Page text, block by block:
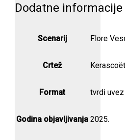
Dodatne informacije
Scenarij Flore
Crtež Kerascoët
Format tvrdi uvez
Godina objavljivanja 2025.